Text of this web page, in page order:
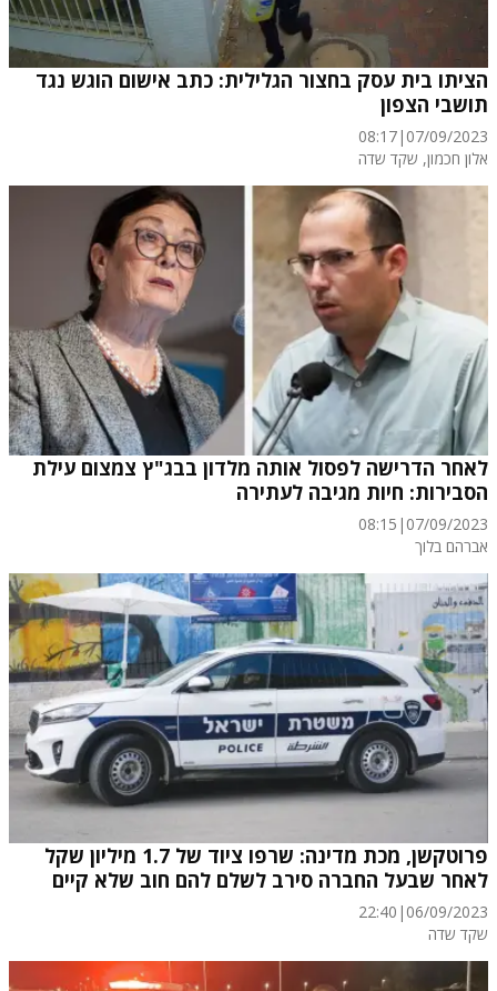
הציתו בית עסק בחצור הגלילית: כתב אישום הוגש נגד
תושבי הצפון
07/09/2023
|
08:17
אלון חכמון, שקד שדה
לאחר הדרישה לפסול אותה מלדון בבג"ץ צמצום עילת
הסבירות: חיות מגיבה לעתירה
07/09/2023
|
08:15
אברהם בלוך
פרוטקשן, מכת מדינה: שרפו ציוד של 1.7 מיליון שקל
לאחר שבעל החברה סירב לשלם להם חוב שלא קיים
06/09/2023
|
22:40
שקד שדה